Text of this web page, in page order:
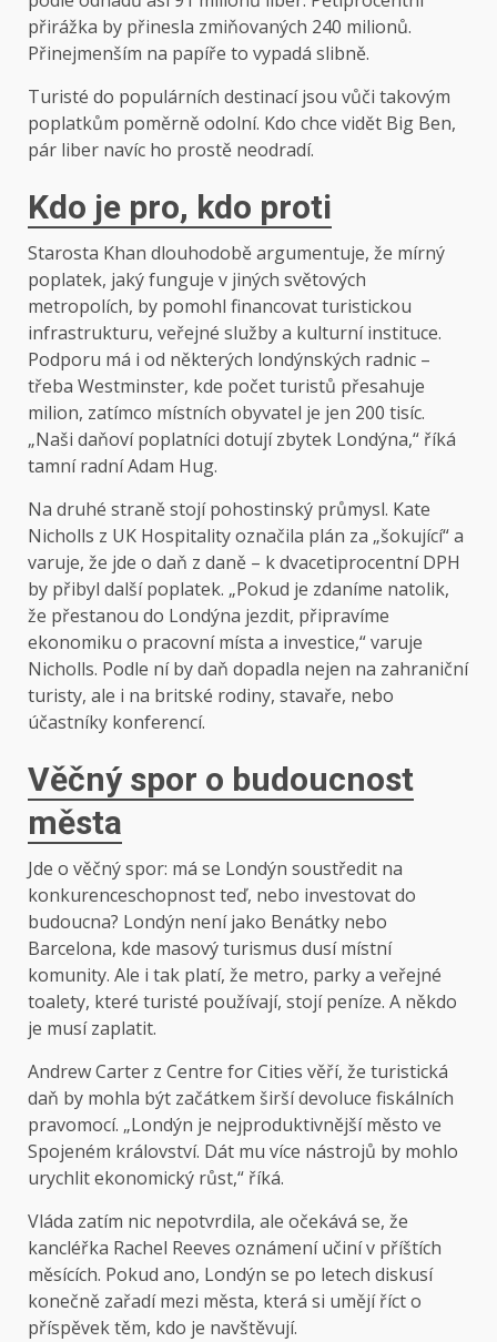
přirážka by přinesla zmiňovaných 240 milionů.
Přinejmenším na papíře to vypadá slibně.
Turisté do populárních destinací jsou vůči takovým
poplatkům poměrně odolní. Kdo chce vidět Big Ben,
pár liber navíc ho prostě neodradí.
Kdo je pro, kdo proti
Starosta Khan dlouhodobě argumentuje, že mírný
poplatek, jaký funguje v jiných světových
metropolích, by pomohl financovat turistickou
infrastrukturu, veřejné služby a kulturní instituce.
Podporu má i od některých londýnských radnic –
třeba Westminster, kde počet turistů přesahuje
milion, zatímco místních obyvatel je jen 200 tisíc.
„Naši daňoví poplatníci dotují zbytek Londýna,“ říká
tamní radní Adam Hug.
Na druhé straně stojí pohostinský průmysl. Kate
Nicholls z UK Hospitality označila plán za „šokující“ a
varuje, že jde o daň z daně – k dvacetiprocentní DPH
by přibyl další poplatek. „Pokud je zdaníme natolik,
že přestanou do Londýna jezdit, připravíme
ekonomiku o pracovní místa a investice,“ varuje
Nicholls. Podle ní by daň dopadla nejen na zahraniční
turisty, ale i na britské rodiny, stavaře, nebo
účastníky konferencí.
Věčný spor o budoucnost
města
Jde o věčný spor: má se Londýn soustředit na
konkurenceschopnost teď, nebo investovat do
budoucna? Londýn není jako Benátky nebo
Barcelona, kde masový turismus dusí místní
komunity. Ale i tak platí, že metro, parky a veřejné
toalety, které turisté používají, stojí peníze. A někdo
je musí zaplatit.
Andrew Carter z Centre for Cities věří, že turistická
daň by mohla být začátkem širší devoluce fiskálních
pravomocí. „Londýn je nejproduktivnější město ve
Spojeném království. Dát mu více nástrojů by mohlo
urychlit ekonomický růst,“ říká.
Vláda zatím nic nepotvrdila, ale očekává se, že
kancléřka Rachel Reeves oznámení učiní v příštích
měsících. Pokud ano, Londýn se po letech diskusí
konečně zařadí mezi města, která si umějí říct o
příspěvek těm, kdo je navštěvují.